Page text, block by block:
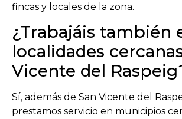
fincas y locales de la zona.
¿Trabajáis también
localidades
Vicente del
Sí, además de San Vicente del
prestamos servicio en municipios